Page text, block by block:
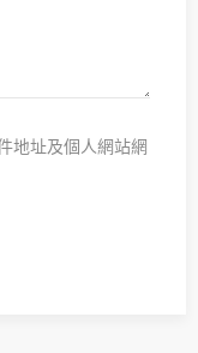
地址及個人網站網